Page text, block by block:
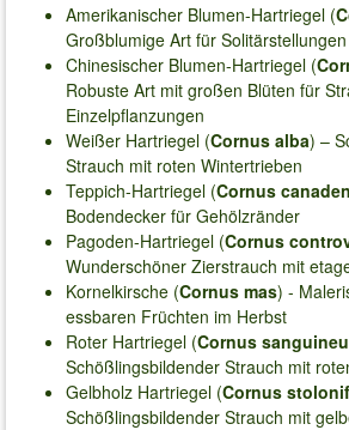
Amerikanischer Blumen-Hartriegel (
Großblumige Art für Solitärstellungen
Chinesischer Blumen-Hartriegel (
Robuste Art mit großen Blüten für
Einzelpflanzungen
Weißer Hartriegel (Cornus alba) –
Strauch mit roten Wintertrieben
Teppich-Hartriegel (Cornus
Bodendecker für Gehölzränder
Pagoden-Hartriegel (Cornus
Wunderschöner Zierstrauch mit
Kornelkirsche (Cornus mas) -
essbaren Früchten im Herbst
Roter Hartriegel (Cornus
Schößlingsbildender Strauch mit
Gelbholz Hartriegel (Cornus
Schößlingsbildender Strauch mit